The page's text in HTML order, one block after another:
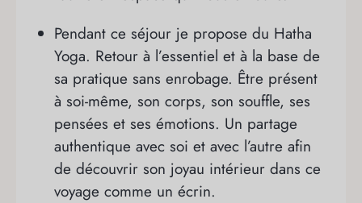
Pendant ce séjour je propose du Hatha
Yoga. Retour à l’essentiel et à la base de
sa pratique sans enrobage. Être présent
à soi-même, son corps, son souffle, ses
pensées et ses émotions. Un partage
authentique avec soi et avec l’autre afin
de découvrir son joyau intérieur dans ce
voyage comme un écrin.